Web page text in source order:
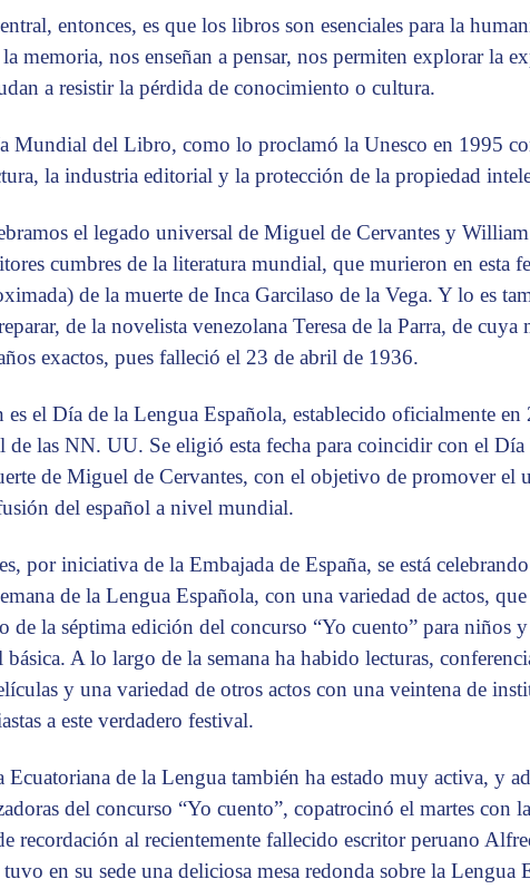
entonces, es que los libros son esenciales para la
memoria, nos enseñan a pensar, nos permiten explorar la
a resistir la pérdida de conocimiento o cultura.
Mundial del Libro, como lo proclamó la Unesco en 1995
la industria editorial y la protección de la propiedad
el legado universal de Miguel de Cervantes y William
cumbres de la literatura mundial, que murieron en esta
de la muerte de Inca Garcilaso de la Vega. Y lo es
de la novelista venezolana Teresa de la Parra, de cuya
exactos, pues falleció el 23 de abril de 1936.
el Día de la Lengua Española, establecido oficialmente en
de las NN. UU. Se eligió esta fecha para coincidir con el
de Miguel de Cervantes, con el objetivo de promover el
del español a nivel mundial.
por iniciativa de la Embajada de España, se está
de la Lengua Española, con una variedad de actos,
de la séptima edición del concurso “Yo cuento” para niños
básica. A lo largo de la semana ha habido lecturas,
y una variedad de otros actos con una veintena de
a este verdadero festival.
Ecuatoriana de la Lengua también ha estado muy activa, y
del concurso “Yo cuento”, copatrocinó el martes con
recordación al recientemente fallecido escritor peruano
en su sede una deliciosa mesa redonda sobre la Lengua